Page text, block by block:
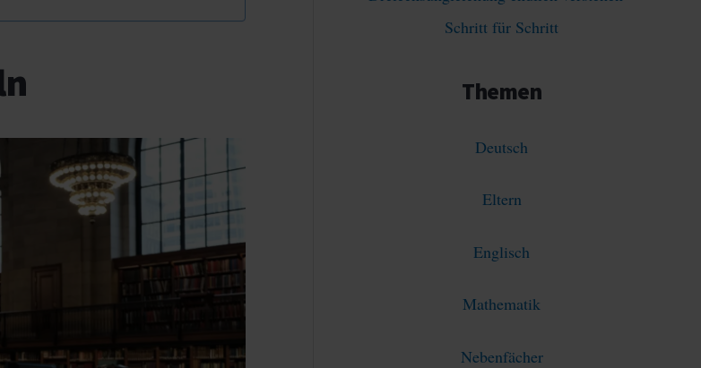
Schritt für Schritt
Themen
Deutsch
Eltern
Englisch
Mathematik
Nebenfächer